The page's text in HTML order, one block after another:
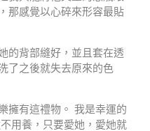
那感覺以心碎來形容最貼
的背部縫好，並且套在透
了之後就失去原來的色
擁有這禮物。 我是幸運的
用養，只要愛她，愛她就